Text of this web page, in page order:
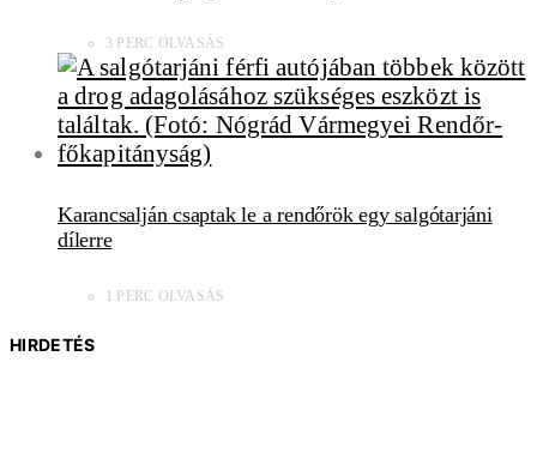
3 PERC OLVASÁS
Karancsalján csaptak le a rendőrök egy salgótarjáni
dílerre
1 PERC OLVASÁS
HIRDETÉS